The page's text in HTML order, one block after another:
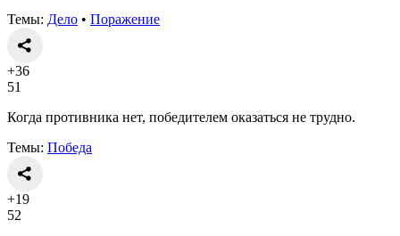
Темы: Дело • Поражение
+36
51
Когда противника нет, победителем оказаться не трудно.
Темы: Победа
+19
52